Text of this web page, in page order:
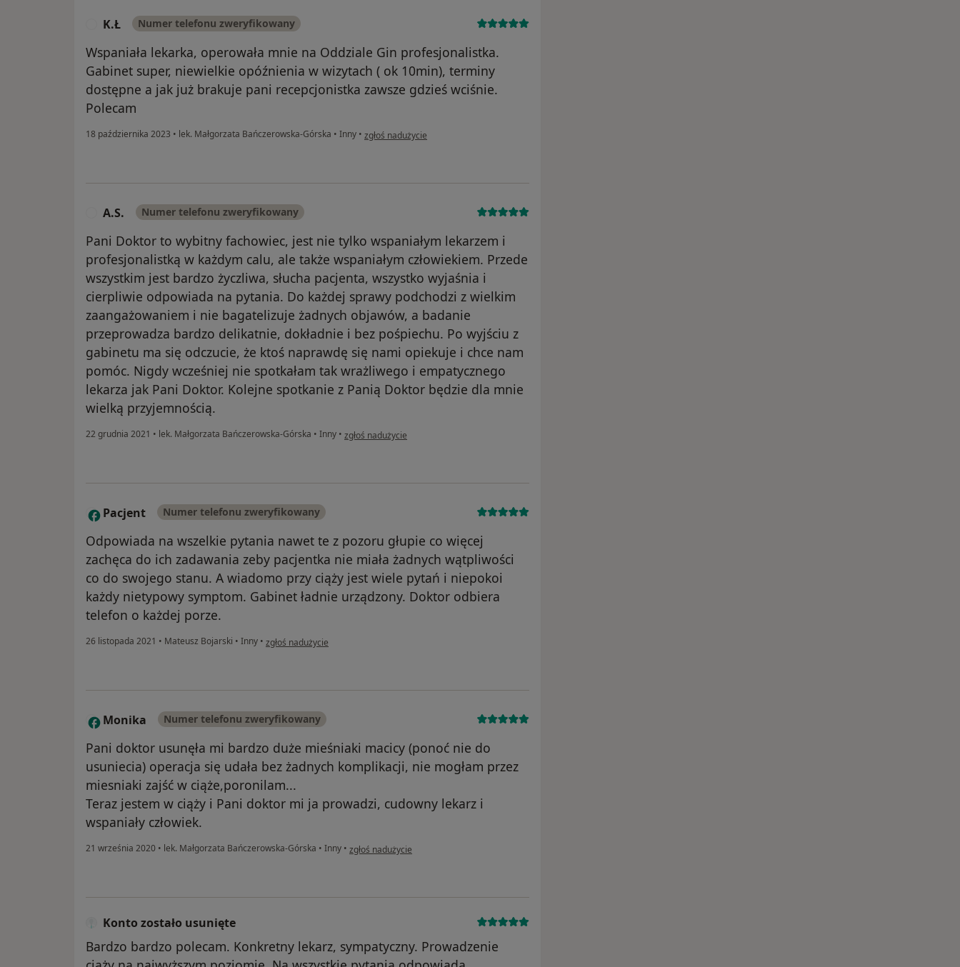
K.Ł Numer telefonu zweryfikowany
Wspaniała lekarka, operowała mnie na Oddziale Gin profesjonalistka.
Gabinet super, niewielkie opóźnienia w wizytach ( ok 10min), terminy
dostępne a jak już brakuje pani recepcjonistka zawsze gdzieś wciśnie.
Polecam
18 października 2023 • lek. Małgorzata Bańczerowska-Górska • Inny • w opinii użytkownika K.Ł
zgłoś nadużycie
A.S. Numer telefonu zweryfikowany
Pani Doktor to wybitny fachowiec, jest nie tylko wspaniałym lekarzem i
profesjonalistką w każdym calu, ale także wspaniałym człowiekiem. Przede
wszystkim jest bardzo życzliwa, słucha pacjenta, wszystko wyjaśnia i
cierpliwie odpowiada na pytania. Do każdej sprawy podchodzi z wielkim
zaangażowaniem i nie bagatelizuje żadnych objawów, a badanie
przeprowadza bardzo delikatnie, dokładnie i bez pośpiechu. Po wyjściu z
gabinetu ma się odczucie, że ktoś naprawdę się nami opiekuje i chce nam
pomóc. Nigdy wcześniej nie spotkałam tak wrażliwego i empatycznego
lekarza jak Pani Doktor. Kolejne spotkanie z Panią Doktor będzie dla mnie
wielką przyjemnością.
22 grudnia 2021 • lek. Małgorzata Bańczerowska-Górska • Inny • w opinii użytkownika A.S.
zgłoś nadużycie
P Pacjent Numer telefonu zweryfikowany
Odpowiada na wszelkie pytania nawet te z pozoru głupie co więcej
zachęca do ich zadawania zeby pacjentka nie miała żadnych wątpliwości
co do swojego stanu. A wiadomo przy ciąży jest wiele pytań i niepokoi
każdy nietypowy symptom. Gabinet ładnie urządzony. Doktor odbiera
telefon o każdej porze.
26 listopada 2021 • Mateusz Bojarski • Inny • w opinii użytkownika Pacjent
zgłoś nadużycie
M Monika Numer telefonu zweryfikowany
Pani doktor usunęła mi bardzo duże mieśniaki macicy (ponoć nie do
usuniecia) operacja się udała bez żadnych komplikacji, nie mogłam przez
miesniaki zajść w ciąże,poronilam...
Teraz jestem w ciąży i Pani doktor mi ja prowadzi, cudowny lekarz i
wspaniały człowiek.
21 września 2020 • lek. Małgorzata Bańczerowska-Górska • Inny • w opinii użytkownika Monika
zgłoś nadużycie
Konto zostało usunięte
Bardzo bardzo polecam. Konkretny lekarz, sympatyczny. Prowadzenie